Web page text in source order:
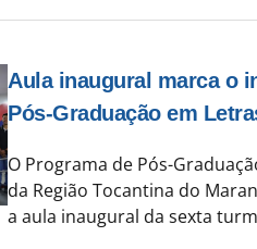
Aula inaugural marca o
Pós-Graduação em
O Programa de Pós-
da Região Tocantina do
a aula inaugural da sexta